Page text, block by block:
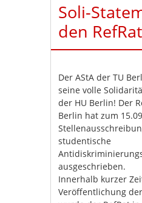
Soli-
den
Der AStA der TU
seine volle
der HU Berlin! Der
Berlin hat zum
studentische
ausgeschrieben.
Innerhalb kurzer
Veröffentlichung